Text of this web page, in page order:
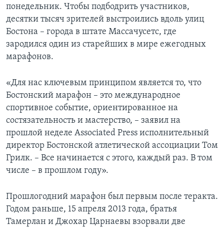
понедельник. Чтобы подбодрить участников,
десятки тысяч зрителей выстроились вдоль улиц
Бостона – города в штате Массачусетс, где
зародился один из старейших в мире ежегодных
марафонов.
«Для нас ключевым принципом является то, что
Бостонский марафон – это международное
спортивное событие, ориентированное на
состязательность и мастерство, – заявил на
прошлой неделе Associated Press исполнительный
директор Бостонской атлетической ассоциации Том
Грилк. – Все начинается с этого, каждый раз. В том
числе – в прошлом году».
Прошлогодний марафон был первым после теракта.
Годом раньше, 15 апреля 2013 года, братья
Тамерлан и Джохар Царнаевы взорвали две